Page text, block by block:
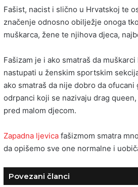
Fašist, nacist i slično u Hrvatskoj te
značenje odnosno obilježje onoga
muškarca, žene te njihova djeca,
Fašizam je i ako smatraš da
nastupati u ženskim sportskim
ako smatraš da nije dobro da
odrpanci koji se nazivaju drag
pred malom djecom.
Zapadna ljevica fašizmom smatra
da opišemo sve one normalne i
Povezani članci